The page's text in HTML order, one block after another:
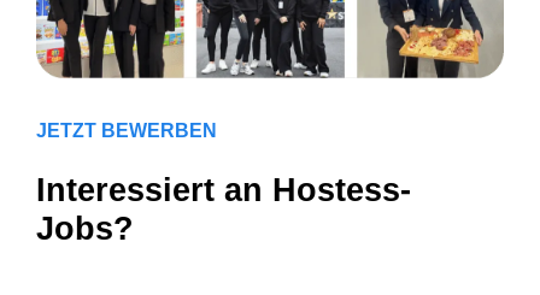
JETZT BEWERBEN
Interessiert an Hostess-
Jobs?